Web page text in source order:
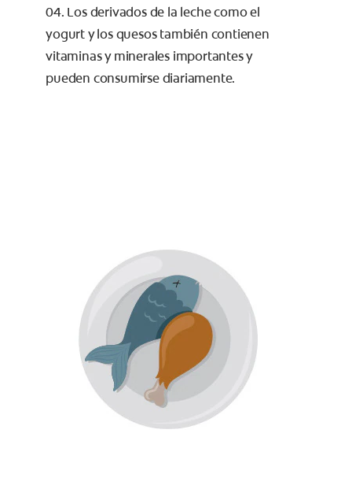
04. Los derivados de la leche como el
yogurt y los quesos también contienen
vitaminas y minerales importantes y
pueden consumirse diariamente.